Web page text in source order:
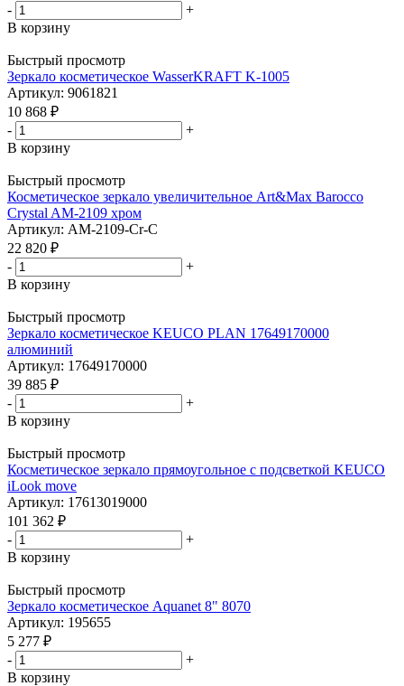
-
+
В корзину
Быстрый просмотр
Зеркало косметическое WasserKRAFT K-1005
Артикул: 9061821
10 868 ₽
-
+
В корзину
Быстрый просмотр
Косметическое зеркало увеличительное Art&Max Barocco
Crystal AM-2109 хром
Артикул: AM-2109-Cr-C
22 820 ₽
-
+
В корзину
Быстрый просмотр
Зеркало косметическое KEUCO PLAN 17649170000
алюминий
Артикул: 17649170000
39 885 ₽
-
+
В корзину
Быстрый просмотр
Косметическое зеркало прямоугольное с подсветкой KEUCO
iLook move
Артикул: 17613019000
101 362 ₽
-
+
В корзину
Быстрый просмотр
Зеркало косметическое Aquanet 8" 8070
Артикул: 195655
5 277 ₽
-
+
В корзину